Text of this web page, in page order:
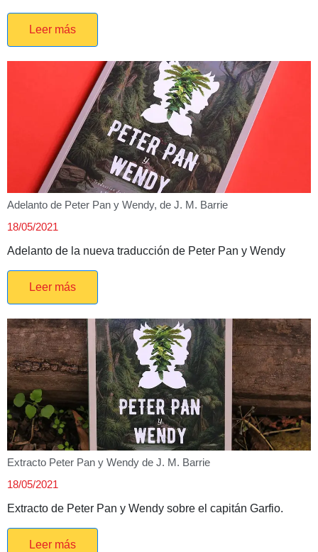
Leer más
Adelanto de Peter Pan y Wendy, de J. M. Barrie
18/05/2021
Adelanto de la nueva traducción de Peter Pan y Wendy
Leer más
Extracto Peter Pan y Wendy de J. M. Barrie
18/05/2021
Extracto de Peter Pan y Wendy sobre el capitán Garfio.
Leer más